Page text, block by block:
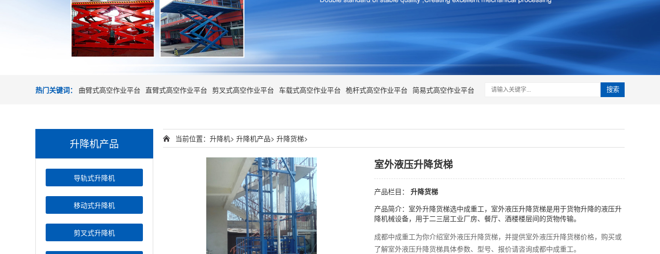
热门关键词： 曲臂式高空作业平台 直臂式高空作业平台 剪叉式高空作业平台 车载式高空作业平台 桅杆式高空作业平台 简易式高空作业平台 搜索
升降机产品
导轨式升降机
移动式升降机
剪叉式升降机
当前位置： 升降机> 升降机产品> 升降货梯>
室外液压升降货梯
产品栏目： 升降货梯
产品简介：室外升降货梯选中成重工，室外液压升降货梯是用于货物升降的液压升
降机械设备，用于二三层工业厂房、餐厅、酒楼楼层间的货物传输。
成都中成重工为你介绍室外液压升降货梯，并提供室外液压升降货梯价格，购买或
了解室外液压升降货梯具体参数、型号、报价请咨询成都中成重工。